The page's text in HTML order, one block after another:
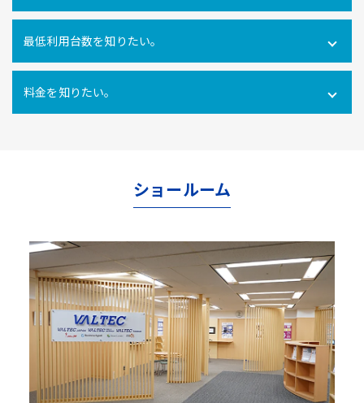
利用時間ログ（PC利用開始・終了、無操作時間）のみの対
インターネットに接続できない環境でのパソコン利用も利
用ログをパソコン内に一時的に蓄積し、インターネットへ
の再接続時に遡ってパソコン利用ログを管理サーバにアッ
刻を行うことができます。
最低利用台数を知りたい。
10ライセンス以上からご利用いただけます。
料金を知りたい。
ショールーム